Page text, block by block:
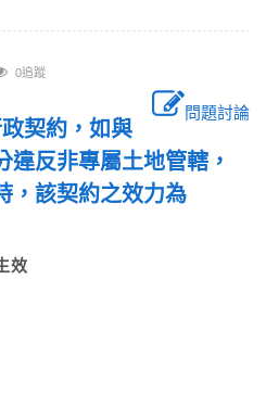
0追蹤
問題討論
契約，如與
反非專屬土地管轄，
，該契約之效力為
效